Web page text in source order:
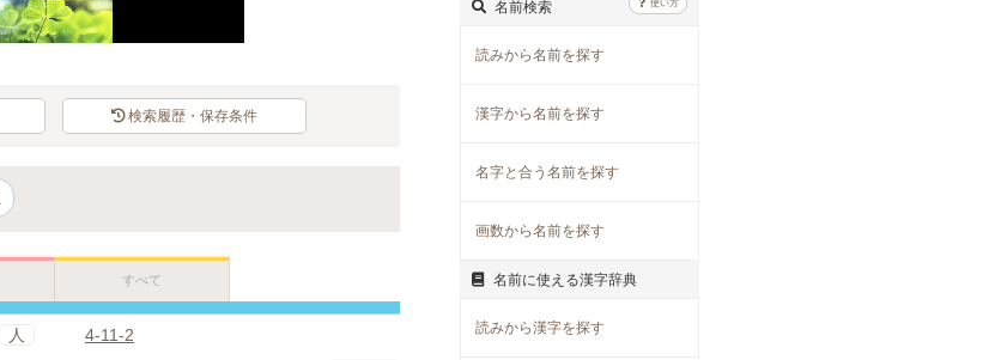
検索履歴・保存条件
すべて
人 4-11-2
名前検索 使い方
読みから名前を探す
漢字から名前を探す
名字と合う名前を探す
画数から名前を探す
名前に使える漢字辞典
読みから漢字を探す